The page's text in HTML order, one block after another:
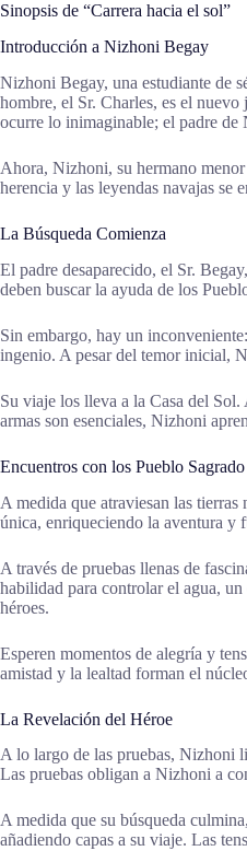
Sinopsis de “Carrera hacia el sol”
Introducción a Nizhoni Begay
Nizhoni Begay, una estudiante de
hombre, el Sr. Charles, es el nuevo
ocurre lo inimaginable; el padre de
Ahora, Nizhoni, su hermano
herencia y las leyendas navajas se
La Búsqueda Comienza
El padre desaparecido, el Sr.
deben buscar la ayuda de los
Sin embargo, hay un
ingenio. A pesar del temor inicial,
Su viaje los lleva a la Casa del
armas son esenciales, Nizhoni
Encuentros con los Pueblo
A medida que atraviesan las
única, enriqueciendo la aventura y
A través de pruebas llenas de
habilidad para controlar el agua,
héroes.
Esperen momentos de alegría y
amistad y la lealtad forman el
La Revelación del Héroe
A lo largo de las pruebas, Nizhoni
Las pruebas obligan a Nizhoni a
A medida que su búsqueda
añadiendo capas a su viaje. Las